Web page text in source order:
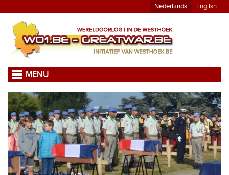
Nederlands English
MENU